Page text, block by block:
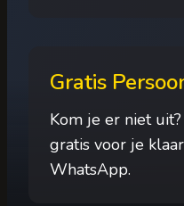
Gratis
Kom je er niet
gratis voor je
WhatsApp.